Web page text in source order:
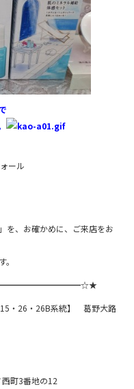
ール
を、お確かめに、ご来店をお
15・26・26B系統】 葛野大路
町3番地の12